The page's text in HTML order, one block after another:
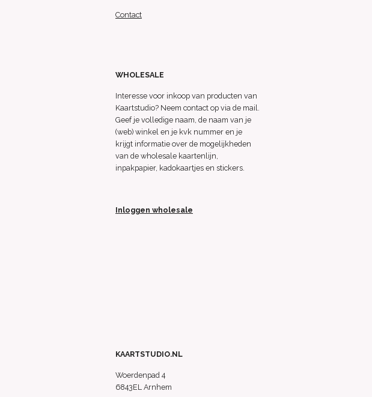
Contact
WHOLESALE
Interesse voor inkoop van producten van
Kaartstudio? Neem contact op via de mail.
Geef je volledige naam, de naam van je
(web) winkel en je kvk nummer en je
krijgt informatie over de mogelijkheden
van de wholesale kaartenlijn,
inpakpapier, kadokaartjes en stickers.
Inloggen wholesale
KAARTSTUDIO.NL
Woerdenpad 4
6843EL Arnhem